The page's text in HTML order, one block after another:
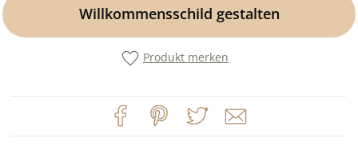
Willkommensschild gestalten
Produkt merken